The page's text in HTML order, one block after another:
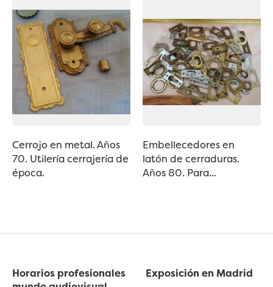
Cerrojo en metal. Años
70. Utilería cerrajería de
época.
Embellecedores en
latón de cerraduras.
Años 80. Para...
Horarios profesionales
Exposición en Madrid